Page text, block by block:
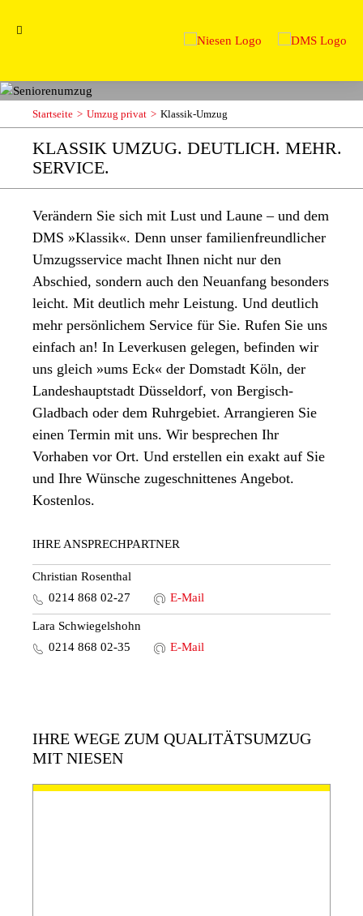
Startseite Umzug privat Klassik-Umzug
KLASSIK UMZUG. DEUTLICH. MEHR.
SERVICE.
Verändern Sie sich mit Lust und Laune – und dem
DMS »Klassik«. Denn unser familienfreundlicher
Umzugsservice macht Ihnen nicht nur den
Abschied, sondern auch den Neuanfang besonders
leicht. Mit deutlich mehr Leistung. Und deutlich
mehr persönlichem Service für Sie. Rufen Sie uns
einfach an! In Leverkusen gelegen, befinden wir
uns gleich »ums Eck« der Domstadt Köln, der
Landeshauptstadt Düsseldorf, von Bergisch-
Gladbach oder dem Ruhrgebiet. Arrangieren Sie
einen Termin mit uns. Wir besprechen Ihr
Vorhaben vor Ort. Und erstellen ein exakt auf Sie
und Ihre Wünsche zugeschnittenes Angebot.
Kostenlos.
IHRE ANSPRECHPARTNER
Christian Rosenthal
0214 868 02-27
E-Mail
Lara Schwiegelshohn
0214 868 02-35
E-Mail
IHRE WEGE ZUM QUALITÄTSUMZUG
MIT NIESEN